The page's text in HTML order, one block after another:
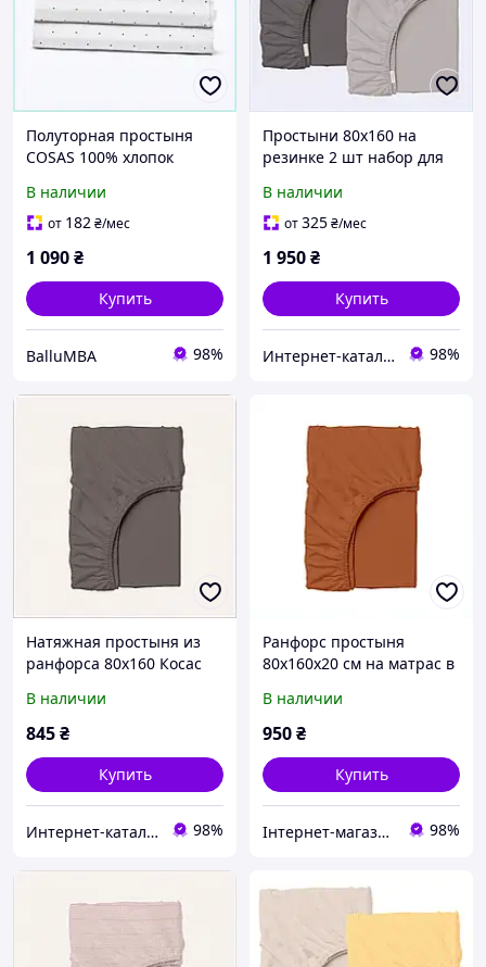
Полуторная простыня
COSAS 100% хлопок
В наличии
от 182₴/мес
1 090₴
Купить
BalluMBA 98%
Простыни 80х160 на
резинке 2 шт набор для
85B5857M8
В наличии
от325₴/мес
1 950₴
Купить
Инте​рнет​-кат​алог ск​​идок "BAGSPACE" 98%
Натяжная простыня из
ранфорса 80х160 Косас
В наличии
845₴
Купить
Инте​рнет​-кат​алог ск​​идок "BAGSPACE" 98%
Ранфорс простыня
80х160х20 см на матрас в
В наличии
950₴
Купить
Інтернет-магазин NeonLemon 98%